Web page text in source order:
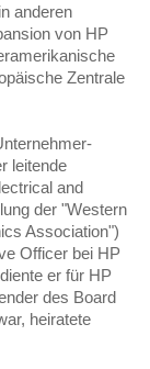
anderen
von HP
Zentrale
leitende
and
der "Western
Association")
Officer bei HP
er für HP
des Board
heiratete